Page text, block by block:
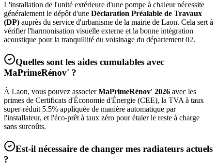
L'installation de l'unité extérieure d'une pompe à chaleur nécessite
généralement le dépôt d'une Déclaration Préalable de Travaux
(DP) auprès du service d'urbanisme de la mairie de Laon. Cela sert à
vérifier l'harmonisation visuelle externe et la bonne intégration
acoustique pour la tranquillité du voisinage du département02.
Quelles sont les aides cumulables avec
MaPrimeRénov' ?
À Laon, vous pouvez associerMaPrimeRénov' 2026 avec les
primes de Certificats d'Économie d'Énergie (CEE), la TVA à taux
super-réduit 5.5% appliquée de manière automatique par
l'installateur, et l'éco-prêt à taux zéro pour étaler le reste à charge
sans surcoûts.
Est-il nécessaire de changer mes radiateurs actuels
?